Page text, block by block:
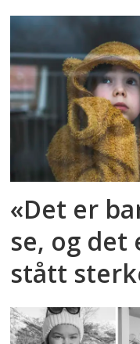
«Det er
se, og det
stått